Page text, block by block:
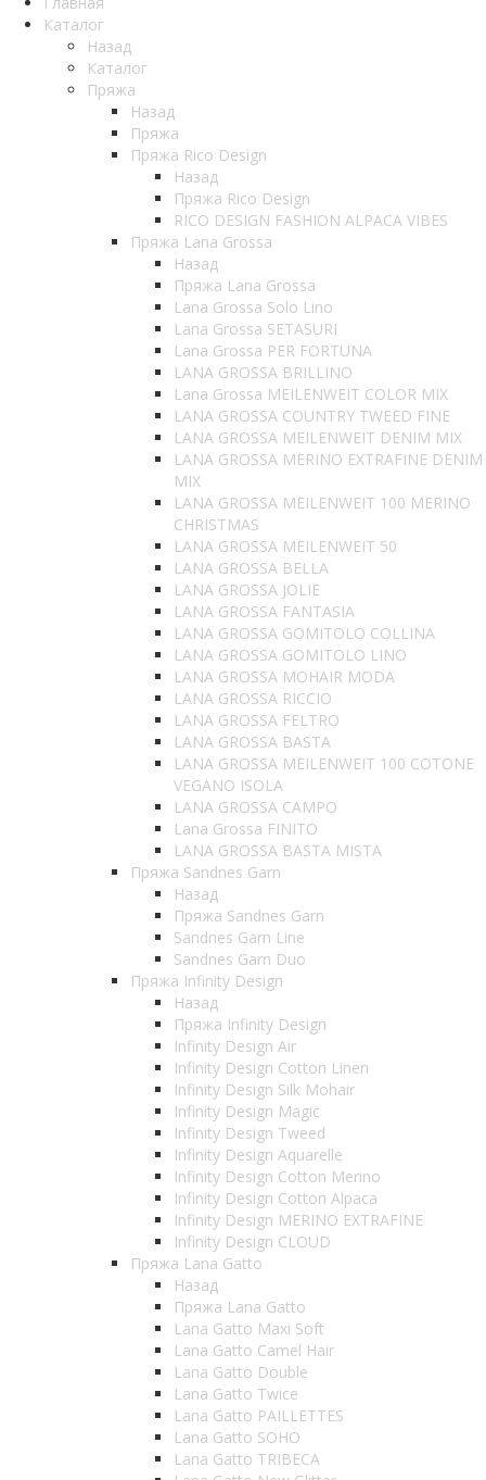
Каталог
Назад
Каталог
Пряжа
Назад
Пряжа
Пряжа Rico Design
Назад
Пряжа Rico Design
RICO DESIGN FASHION ALPACA VIBES
Пряжа Lana Grossa
Назад
Пряжа Lana Grossa
Lana Grossa Solo Lino
Lana Grossa SETASURI
Lana Grossa PER FORTUNA
LANA GROSSA BRILLINO
Lana Grossa MEILENWEIT COLOR MIX
LANA GROSSA COUNTRY TWEED FINE
LANA GROSSA MEILENWEIT DENIM MIX
LANA GROSSA MERINO EXTRAFINE DENIM
MIX
LANA GROSSA MEILENWEIT 100 MERINO
CHRISTMAS
LANA GROSSA MEILENWEIT 50
LANA GROSSA BELLA
LANA GROSSA JOLIE
LANA GROSSA FANTASIA
LANA GROSSA GOMITOLO COLLINA
LANA GROSSA GOMITOLO LINO
LANA GROSSA MOHAIR MODA
LANA GROSSA RICCIO
LANA GROSSA FELTRO
LANA GROSSA BASTA
LANA GROSSA MEILENWEIT 100 COTONE
VEGANO ISOLA
LANA GROSSA CAMPO
Lana Grossa FINITO
LANA GROSSA BASTA MISTA
Пряжа Sandnes Garn
Назад
Пряжа Sandnes Garn
Sandnes Garn Line
Sandnes Garn Duo
Пряжа Infinity Design
Назад
Пряжа Infinity Design
Infinity Design Air
Infinity Design Cotton Linen
Infinity Design Silk Mohair
Infinity Design Magic
Infinity Design Tweed
Infinity Design Aquarelle
Infinity Design Cotton Merino
Infinity Design Cotton Alpaca
Infinity Design MERINO EXTRAFINE
Infinity Design CLOUD
Пряжа Lana Gatto
Назад
Пряжа Lana Gatto
Lana Gatto Maxi Soft
Lana Gatto Camel Hair
Lana Gatto Double
Lana Gatto Twice
Lana Gatto PAILLETTES
Lana Gatto SOHO
Lana Gatto TRIBECA